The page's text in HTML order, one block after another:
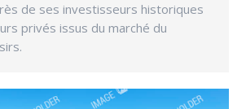
de ses investisseurs historiques
privés issus du marché du